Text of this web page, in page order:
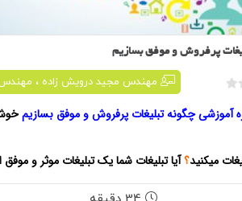
پرفروش و موفق بسازیم
د
ا
م
مهندس مجید درویش زاده ، مهندس
آموزشی چگونه تبلیغات پرفروش و موفق بسازیم
میکنید؟آیا تبلیغات شما یک تبلیغات موثر و
موفق چه کاری باید انجام داد؟